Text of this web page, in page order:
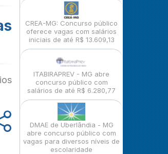
CREA-MG: Concurso público
oferece vagas com salários
iniciais de até R$ 13.609,13
ITABIRAPREV - MG abre
concurso público com
salários de até R$ 6.280,77
DMAE de Uberlândia - MG
abre concurso público com
vagas para diversos níveis de
escolaridade